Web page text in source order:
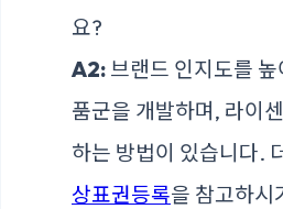
요?
A2: 브랜드 인지도를 높
품군을 개발하며, 라이
하는 방법이 있습니다.
상표권등록을 참고하시